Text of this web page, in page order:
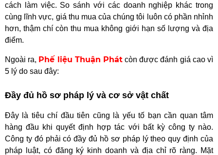
cách làm việc. So sánh với các doanh nghiệp khác trong
cùng lĩnh vực, giá thu mua của chúng tôi luôn có phần nhỉnh
hơn, thậm chí còn thu mua không giới hạn số lượng và địa
điểm.
Ngoài ra, Phế liệu Thuận Phátcòn được đánh giá cao vì
5 lý do sau đây:
Đầy đủ hồ sơ pháp lý và cơ sở vật chất
Đây là tiêu chí đầu tiên cũng là yếu tố bạn cần quan tâm
hàng đầu khi quyết định hợp tác với bất kỳ công ty nào.
Công ty đó phải có đầy đủ hồ sơ pháp lý theo quy định của
pháp luật, có đăng ký kinh doanh và địa chỉ rõ ràng. Mặt